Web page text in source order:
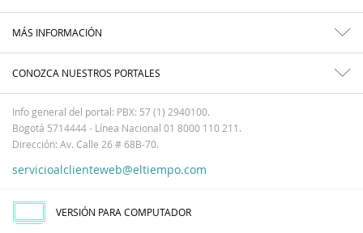
MÁS INFORMACIÓN
CONOZCA NUESTROS PORTALES
Info general del portal: PBX: 57 (1) 2940100.
Bogotá 5714444 - Línea Nacional 01 8000 110 211.
Dirección: Av. Calle 26 # 68B-70.
servicioalclienteweb@eltiempo.com
VERSIÓN PARA COMPUTADOR